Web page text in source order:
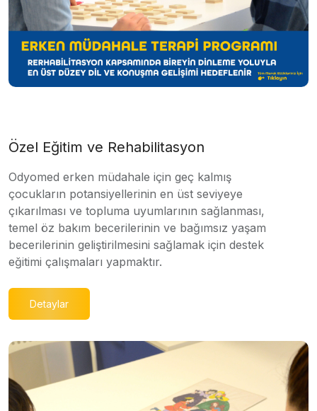
Özel Eğitim ve Rehabilitasyon
Odyomed erken müdahale için geç kalmış
çocukların potansiyellerinin en üst seviyeye
çıkarılması ve topluma uyumlarının sağlanması,
temel öz bakım becerilerinin ve bağımsız yaşam
becerilerinin geliştirilmesini sağlamak için destek
eğitimi çalışmaları yapmaktır.
Detaylar